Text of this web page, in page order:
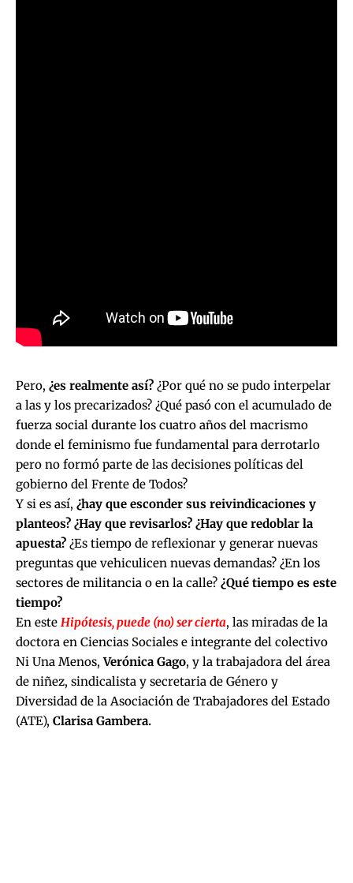
Pero, ¿es realmente así? ¿Por qué no se pudo interpelar
a las y los precarizados? ¿Qué pasó con el acumulado de
fuerza social durante los cuatro años del macrismo
donde el feminismo fue fundamental para derrotarlo
pero no formó parte de las decisiones políticas del
gobierno del Frente de Todos?
Y si es así, ¿hay que esconder sus reivindicaciones y
planteos? ¿Hay que revisarlos? ¿Hay que redoblar la
apuesta? ¿Es tiempo de reflexionar y generar nuevas
preguntas que vehiculicen nuevas demandas? ¿En los
sectores de militancia o en la calle? ¿Qué tiempo es este
tiempo?
En este Hipótesis, puede (no) ser cierta, las miradas de la
doctora en Ciencias Sociales e integrante del colectivo
Ni Una Menos, Verónica Gago, y la trabajadora del área
de niñez, sindicalista y secretaria de Género y
Diversidad de la Asociación de Trabajadores del Estado
(ATE), Clarisa Gambera.